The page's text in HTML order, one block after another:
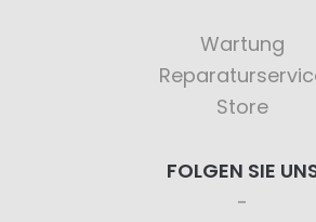
Wartung
Store
FOLGEN SIE